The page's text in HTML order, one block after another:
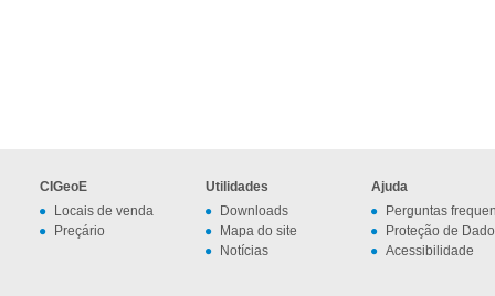
CIGeoE
Locais de venda
Preçário
Utilidades
Downloads
Mapa do site
Notícias
Ajuda
Perguntas
Proteção de
Acessibilidade